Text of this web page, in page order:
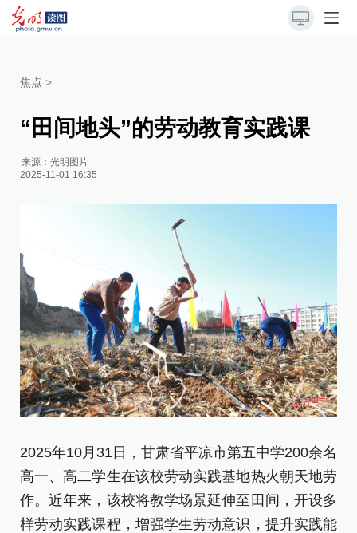
焦点 >
“田间地头”的劳动教育实践课
来源：光明图片
2025-11-01 16:35
2025年10月31日，甘肃省平凉市第五中学200余名
高一、高二学生在该校劳动实践基地热火朝天地劳
作。近年来，该校将教学场景延伸至田间，开设多
样劳动实践课程，增强学生劳动意识，提升实践能